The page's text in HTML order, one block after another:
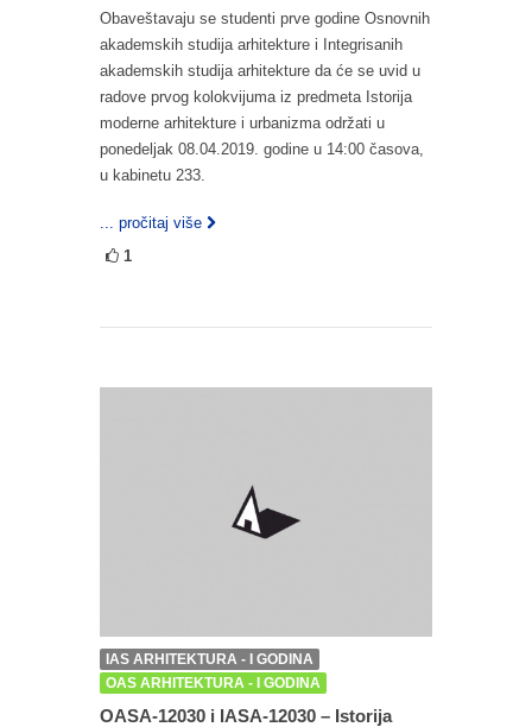
Obaveštavaju se studenti prve godine Osnovnih
akademskih studija arhitekture i Integrisanih
akademskih studija arhitekture da će se uvid u
radove prvog kolokvijuma iz predmeta Istorija
moderne arhitekture i urbanizma održati u
ponedeljak 08.04.2019. godine u 14:00 časova,
u kabinetu 233.
... pročitaj više
1
IAS ARHITEKTURA - I GODINA
OAS ARHITEKTURA - I GODINA
OASA-12030 i IASA-12030 – Istorija